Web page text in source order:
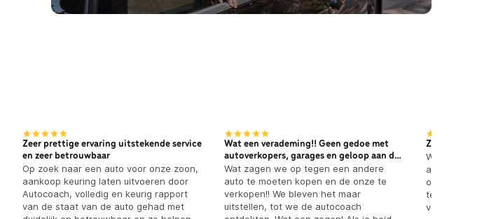
Zeer prettige ervaring uitstekende service
en zeer betrouwbaar
Op zoek naar een auto voor onze zoon,
aankoop keuring laten uitvoeren door
Autocoach, volledig en keurig rapport
van de staat van de auto gehad met
Wat een verademing!! Geen gedoe met
autoverkopers, garages en geloop aan de
deur èn dik tevreden!
Wat zagen we op tegen een andere
auto te moeten kopen en de onze te
verkopen!! We bleven het maar
uitstellen, tot we de autocoach
Zonder
We hebben
onze
tevreden
verlopen.